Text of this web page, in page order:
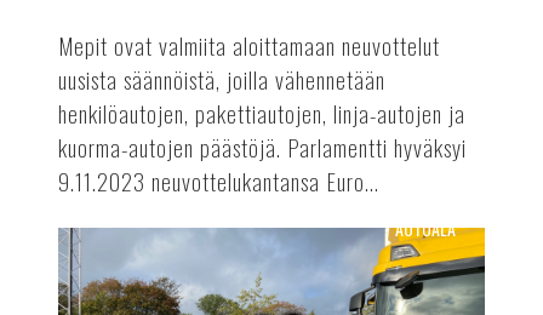
Mepit ovat valmiita aloittamaan neuvottelut
uusista säännöistä, joilla vähennetään
henkilöautojen, pakettiautojen, linja-autojen ja
kuorma-autojen päästöjä. Parlamentti hyväksyi
9.11.2023 neuvottelukantansa Euro...
Suurteholatauksen
kehitystä
Vaasaan
AUTOALA